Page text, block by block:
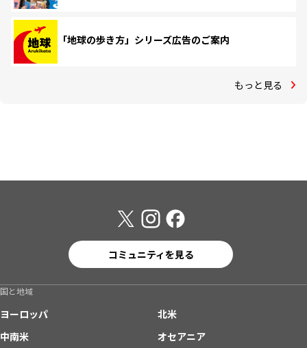
「地球の歩き方」シリーズ広告のご案内
もっと見る
コミュニティを見る
国と地域
ヨーロッパ
北米
中南米
オセアニア